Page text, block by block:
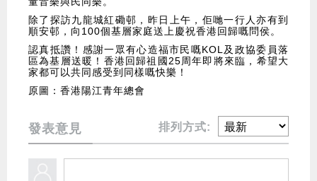
除了探訪九龍城紅磡邨，昨日上午，佢哋一行人亦有到
順安邨，向100個基層家庭送上慶祝香港回歸嘅問侯。
認真抵讚！感謝一眾有心造福市民嘅KOL及政協委員落
區為基層送暖！香港回歸祖國25周年即將來臨，希望大
家都可以共同感受到同樣嘅快樂！
原圖：香港陽江青年總會
發表意見 排列方式: